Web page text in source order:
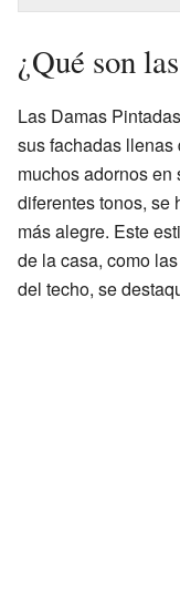
¿Qué son
Las Damas
sus fachadas llenas
muchos adornos
diferentes tonos, se
más alegre. Este
de la casa, como
del techo, se